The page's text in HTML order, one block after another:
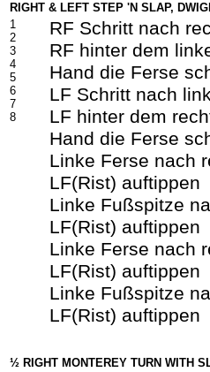
RIGHT & LEFT STEP 'N SLAP,
1
2
3
4
5
6
7
8
RF Schritt nach
RF hinter dem
Hand die Ferse
LF Schritt nach
LF hinter dem
Hand die Ferse
Linke Ferse nach
LF(Rist) auftippen
Linke Fußspitze
LF(Rist) auftippen
Linke Ferse nach
LF(Rist) auftippen
Linke Fußspitze
LF(Rist) auftippen
½ RIGHT MONTEREY TURN WITH